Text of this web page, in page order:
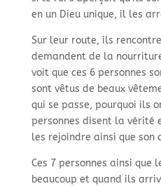
en un Dieu unique, il les
Sur leur route, ils
demandent de la
voit que ces 6 personnes
sont vêtus de beaux
qui se passe, pourquoi ils
personnes disent la vérité
les rejoindre ainsi que son
Ces 7 personnes ainsi que
beaucoup et quand ils